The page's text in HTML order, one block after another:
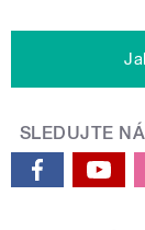
SLEDUJTE